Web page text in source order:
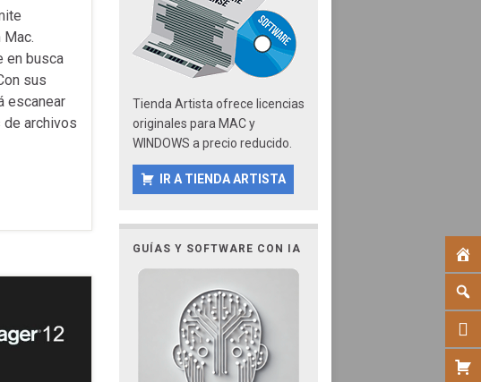
en busca
sus
escanear
archivos
Tienda Artista ofrece licencias
originales para MAC y
WINDOWS a precio reducido.
IR A TIENDA ARTISTA
GUÍAS Y SOFTWARE CON IA